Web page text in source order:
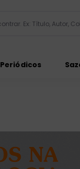
Periódicos